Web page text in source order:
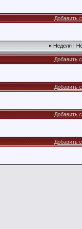
Добавить
« Неделя |
Добавить
Добавить
Добавить
Добавить